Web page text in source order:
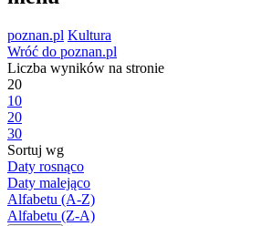
poznan.pl Kultura
Wróć do poznan.pl
Liczba wyników na stronie
20
10
20
30
Sortuj wg
Daty rosnąco
Daty malejąco
Alfabetu (A-Z)
Alfabetu (Z-A)